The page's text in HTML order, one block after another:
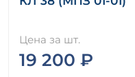
Цена за шт.
19 200 ₽